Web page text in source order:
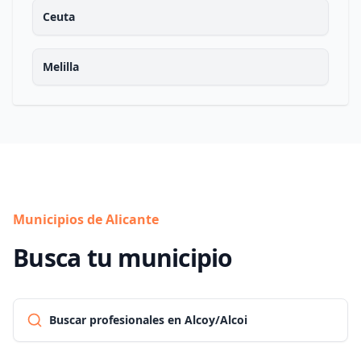
Ceuta
Melilla
Municipios de Alicante
Busca tu municipio
Buscar profesionales en Alcoy/Alcoi